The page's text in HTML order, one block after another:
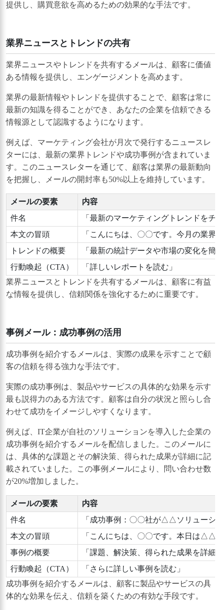
提供し、購買意欲を高めるための効果的な手法です。
業界ニュースとトレンドの共有
業界ニュースやトレンドを共有するメールは、顧客に価値
ある情報を提供し、エンゲージメントを高めます。
業界の最新情報やトレンドを提供することで、顧客は常に
最新の知識を得ることができ、あなたの企業を信頼できる
情報源として認識するようになります。
例えば、マーケティング会社が月次で発行するニュースレ
ターには、最新の業界トレンドや成功事例が含まれていま
す。このニュースレターを通じて、顧客は業界の最新動向
を把握し、メールの開封率も50%以上を維持しています。
メールの要素
内容
件名
「最新のマーケティングトレンドをチ
本文の冒頭
「こんにちは、〇〇です。今月の業
トレンドの概要
「最新の統計データや市場の変化を簡
行動喚起（CTA）
「詳しいレポートを読む」
業界ニュースとトレンドを共有するメールは、顧客に有益
な情報を提供し、信頼関係を強化するために重要です。
事例メール：成功事例の活用
成功事例を紹介するメールは、実際の成果を示すことで顧
客の信頼を得る強力な手法です。
実際の成功事例は、製品やサービスの具体的な効果を示す
最も説得力のある方法です。顧客は自分の状況と照らし合
わせて成功をイメージしやすくなります。
例えば、IT企業が自社のソリューションを導入した企業の
成功事例を紹介するメールを配信しました。このメールに
は、具体的な課題とその解決策、得られた成果が詳細に記
載されていました。この事例メールにより、問い合わせ数
が20%増加しました。
メールの要素
内容
件名
「成功事例：〇〇社が△△ソリューシ
本文の冒頭
「こんにちは、〇〇です。本日は△△
事例の概要
「課題、解決策、得られた成果を詳細
行動喚起（CTA）
「さらに詳しい事例を読む」
成功事例を紹介するメールは、顧客に製品やサービスの具
体的な効果を伝え、信頼を築くための有効な手段です。